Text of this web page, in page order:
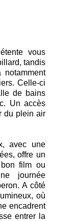
vous
tandis
notamment
Celle-ci
de bains
Un accès
du plein air
avec une
offre un
film ou
journée
A côté
où
encadrent
entrer la